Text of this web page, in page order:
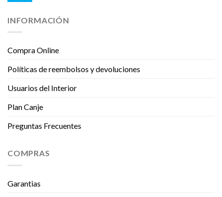
INFORMACIÓN
Compra Online
Políticas de reembolsos y devoluciones
Usuarios del Interior
Plan Canje
Preguntas Frecuentes
COMPRAS
Garantias